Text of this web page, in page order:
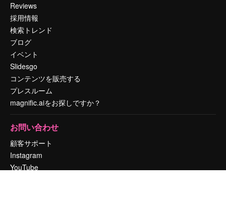
Reviews
採用情報
検索トレンド
ブログ
イベント
Slidesgo
コンテンツを販売する
プレスルーム
magnific.aiをお探しですか？
お問い合わせ
顧客サポート
Instagram
YouTube